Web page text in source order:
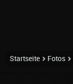
Startseite Fotos